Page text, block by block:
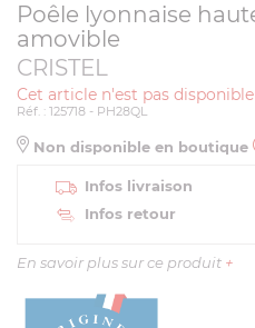
Poêle lyonnaise
amovible
CRISTEL
Cet article n'est pas
Réf. : 125718 - PH28QL
Non disponible en boutique
Infos livraison
Infos retour
En savoir plus sur ce produit +